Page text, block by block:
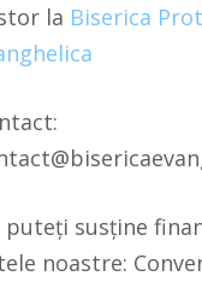
la Biserica
puteți susține
noastre: